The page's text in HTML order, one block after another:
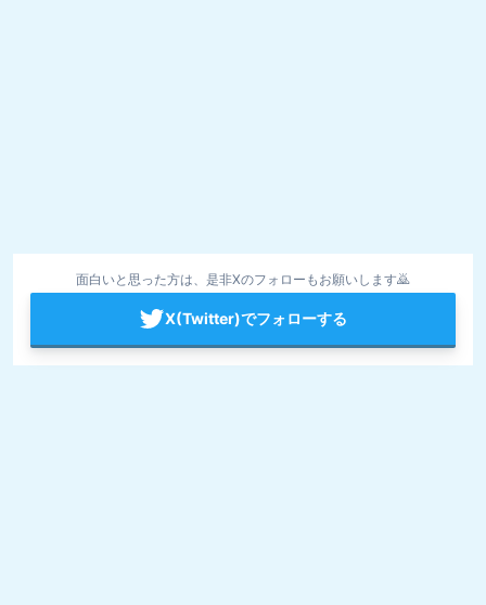
面白いと思った方は、是非Xのフォローもお願いします🙇
X(Twitter)でフォローする